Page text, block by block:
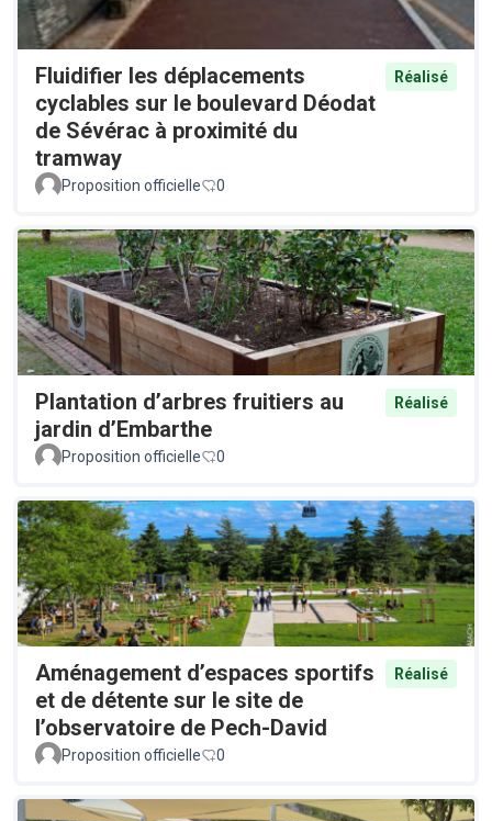
Fluidifier les déplacements
cyclables sur le boulevard Déodat
de Sévérac à proximité du
tramway
Réalisé
Proposition officielle 0
Plantation d’arbres fruitiers au
jardin d’Embarthe
Réalisé
Proposition officielle 0
Aménagement d’espaces sportifs
et de détente sur le site de
l’observatoire de Pech-David
Réalisé
Proposition officielle 0